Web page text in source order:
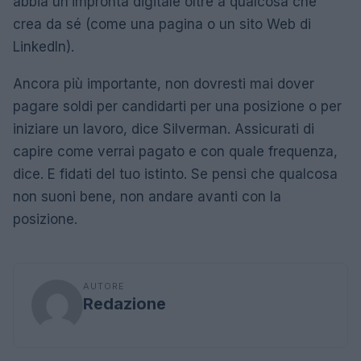
crea da sé (come una pagina o un sito Web di
LinkedIn).
Ancora più importante, non dovresti mai dover
pagare soldi per candidarti per una posizione o per
iniziare un lavoro, dice Silverman. Assicurati di
capire come verrai pagato e con quale frequenza,
dice. E fidati del tuo istinto. Se pensi che qualcosa
non suoni bene, non andare avanti con la
posizione.
AUTORE
Redazione